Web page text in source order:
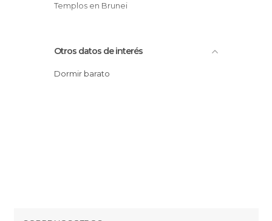
Templos en Brunei
Otros datos de interés
Dormir barato